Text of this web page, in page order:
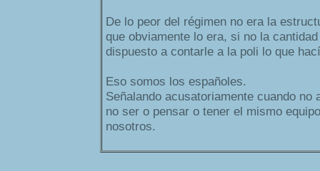
De lo peor del régimen no era la
que obviamente lo era, si no la
dispuesto a contarle a la poli lo que
Eso somos los españoles.
Señalando acusatoriamente cuando no
no ser o pensar o tener el mismo
nosotros.